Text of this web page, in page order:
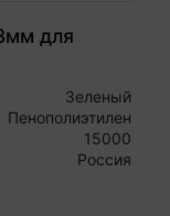
для
Зеленый
Пенополиэтилен
15000
Россия